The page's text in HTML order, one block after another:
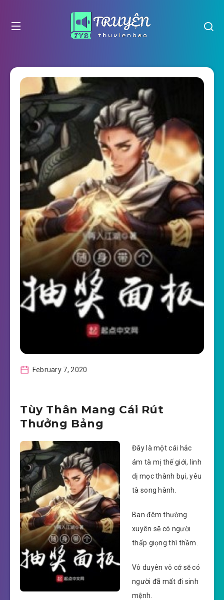
February 7, 2020
Tùy Thân Mang Cái Rút
Thưởng Bảng
Đây là một cái hắc
ám tà mị thế giới, linh
dị mọc thành bụi, yêu
tà song hành.
Ban đêm thường
xuyên sẽ có người
thấp giọng thì thầm.
Vô duyên vô cớ sẽ có
người đã mất đi sinh
mệnh.